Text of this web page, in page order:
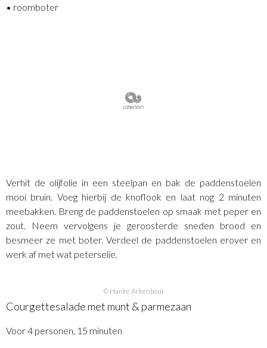
• roomboter
Verhit de olijfolie in een steelpan en bak de paddenstoelen
mooi bruin. Voeg hierbij de knoflook en laat nog 2 minuten
meebakken. Breng de paddenstoelen op smaak met peper en
zout. Neem vervolgens je geroosterde sneden brood en
besmeer ze met boter. Verdeel de paddenstoelen erover en
werk af met wat peterselie.
© Hanke Arkenbout
Courgettesalade met munt & parmezaan
Voor 4 personen, 15 minuten